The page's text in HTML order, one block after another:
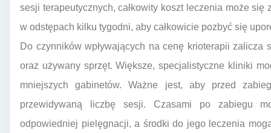
sesji terapeutycznych, całkowity koszt leczenia może
w odstępach kilku tygodni, aby całkowicie pozbyć się
Do czynników wpływających na cenę krioterapii
oraz używany sprzęt. Większe, specjalistyczne kliniki
mniejszych gabinetów. Ważne jest, aby przed
przewidywaną liczbę sesji. Czasami po zabiegu
odpowiedniej pielęgnacji, a środki do jego leczenia